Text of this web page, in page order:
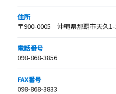
住所
〒900-0005 沖縄県那覇市天久
電話番号
098-868-3856
FAX番号
098-868-3833